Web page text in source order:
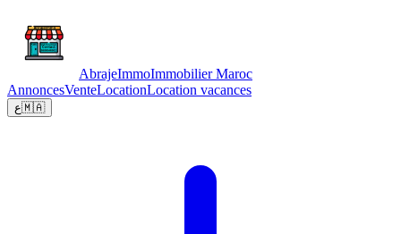
AbrajeImmoImmobilier Maroc
AnnoncesVenteLocationLocation vacances
ع🇲🇦